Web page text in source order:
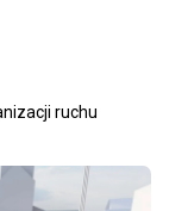
ruchu